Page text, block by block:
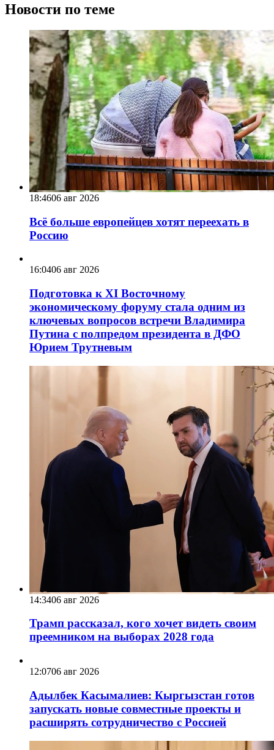
Новости по теме
18:4606 авг 2026
Всё больше европейцев хотят переехать в
Россию
16:0406 авг 2026
Подготовка к XI Восточному
экономическому форуму стала одним из
ключевых вопросов встречи Владимира
Путина с полпредом президента в ДФО
Юрием Трутневым
14:3406 авг 2026
Трамп рассказал, кого хочет видеть своим
преемником на выборах 2028 года
12:0706 авг 2026
Адылбек Касымалиев: Кыргызстан готов
запускать новые совместные проекты и
расширять сотрудничество с Россией